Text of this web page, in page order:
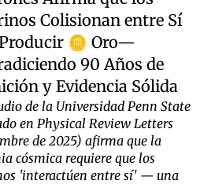
Colisionan entre Sí
🪙 Oro—
90 Años de
y Evidencia Sólida
de la Universidad Penn State
en Physical Review Letters
de 2025) afirma que la
cósmica requiere que los
'interactúen entre sí' — una